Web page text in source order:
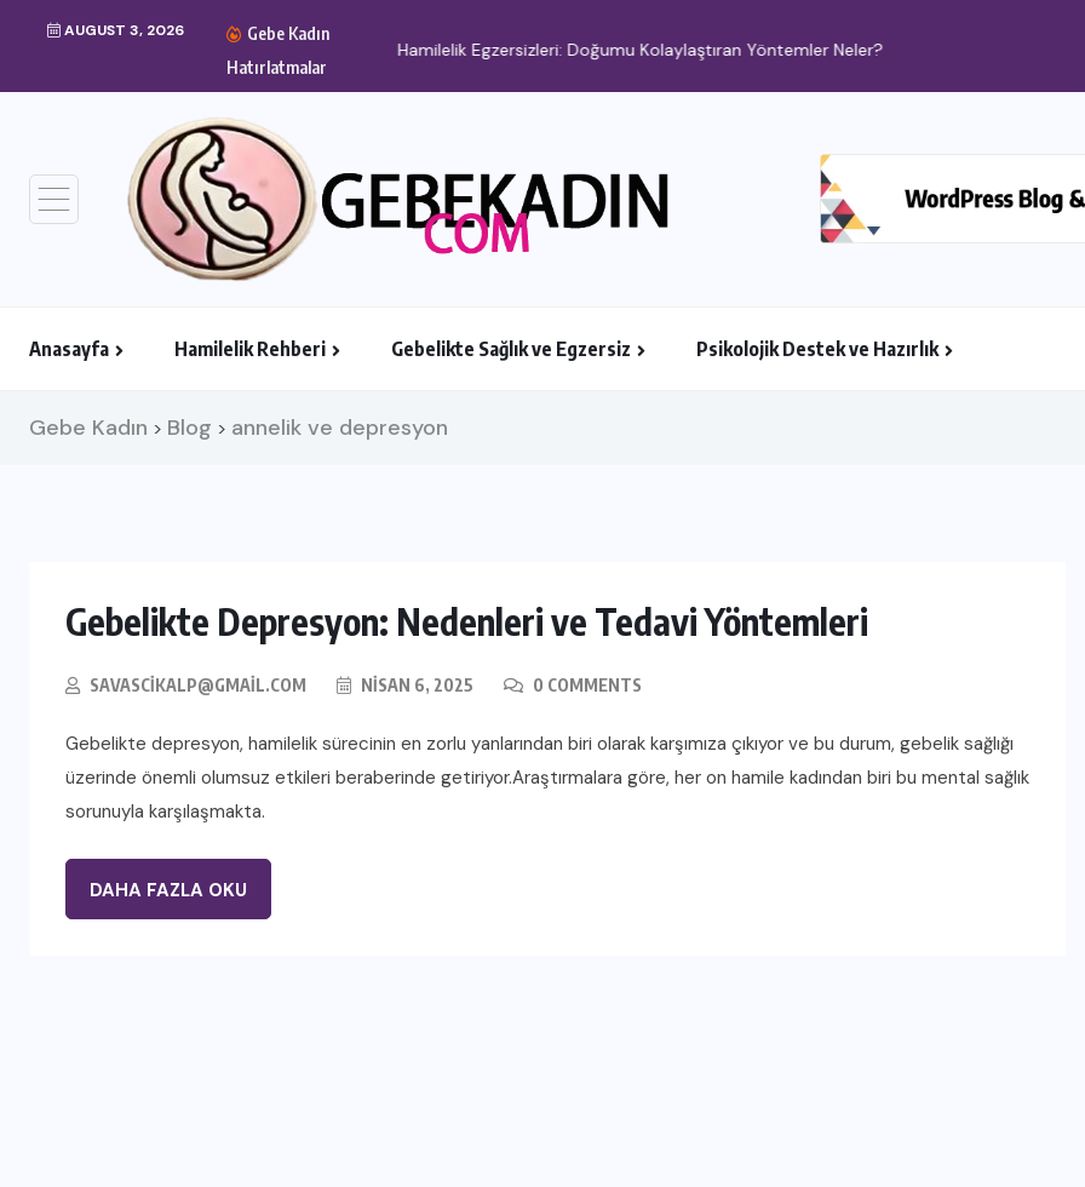
AUGUST 3, 2026
Gebe Kadın
Hatırlatmalar
Hamilelik Egzersizleri: Doğumu Kolaylaştıran Yöntemler Neler?
Anasayfa Hamilelik Rehberi Gebelikte Sağlık ve Egzersiz Psikolojik Destek ve Hazırlık
Gebe Kadın > Blog > annelik ve depresyon
Gebelikte Depresyon: Nedenleri ve Tedavi Yöntemleri
SAVASCIKALP@GMAIL.COM NISAN 6, 2025 0 COMMENTS
Gebelikte depresyon, hamilelik sürecinin en zorlu yanlarından biri olarak karşımıza çıkıyor ve bu durum, gebelik sağlığı
üzerinde önemli olumsuz etkileri beraberinde getiriyor.Araştırmalara göre, her on hamile kadından biri bu mental sağlık
sorunuyla karşılaşmakta.
DAHA FAZLA OKU